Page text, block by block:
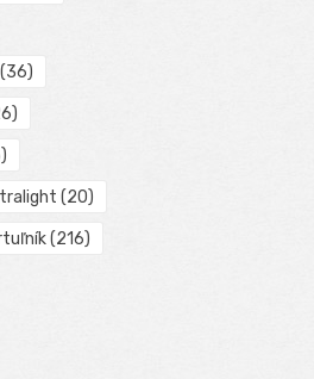
(36)
(20)
(216)